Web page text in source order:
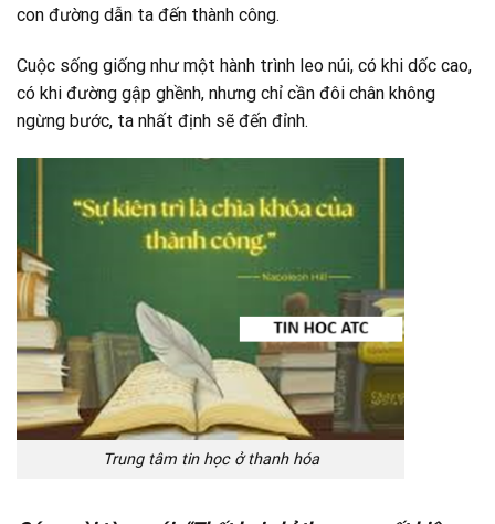
con đường dẫn ta đến thành công.
Cuộc sống giống như một hành trình leo núi, có khi dốc cao,
có khi đường gập ghềnh, nhưng chỉ cần đôi chân không
ngừng bước, ta nhất định sẽ đến đỉnh.
Trung tâm tin học ở thanh hóa